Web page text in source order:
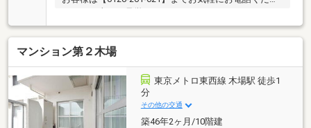
スは、スター・マイカ・ホールディングス（東証プラ
イム上場）のグループ会社です○令和8年7月6日 リフ
ォーム済み『アフターサービス保証付』・クロス・
CF・フローリング張替・建具交換・キッチン交換・ユ
ニットバス交換・トイレ交換・洗面台交換・給湯器交
換・照明取付などご案内・資料のご請求はお気軽にご
連絡くださいませ ※お電話の場合：0120-261-621※メー
ルの場合：【資料請求】ボタンをクリック
マンション第２木場
東京メトロ東西線 木場駅 徒歩1
分
その他の交通
築46年2ヶ月/10階建